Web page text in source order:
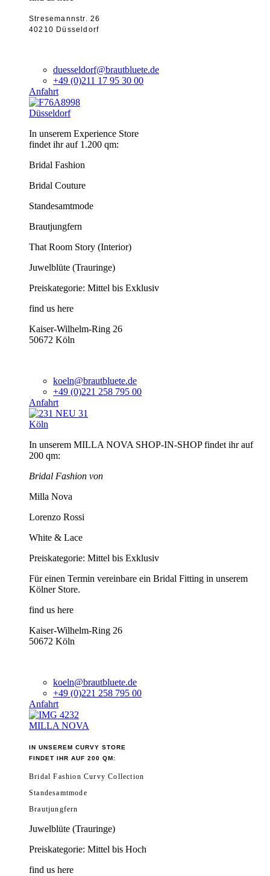
Stresemannstr. 26
40210 Düsseldorf
duesseldorf@brautbluete.de
+49 (0)211 17 95 30 00
Anfahrt
Düsseldorf
In unserem Experience Store
findet ihr auf 1.200 qm:
Bridal Fashion
Bridal Couture
Standesamtmode
Brautjungfern
That Room Story (Interior)
Juwelblüte (Trauringe)
Preiskategorie: Mittel bis Exklusiv
find us here
Kaiser-Wilhelm-Ring 26
50672 Köln
koeln@brautbluete.de
+49 (0)221 258 795 00
Anfahrt
Köln
In unserem MILLA NOVA SHOP-IN-SHOP findet ihr auf
200 qm:
Bridal Fashion von
Milla Nova
Lorenzo Rossi
White & Lace
Preiskategorie: Mittel bis Exklusiv
Für einen Termin vereinbare ein Bridal Fitting in unserem
Kölner Store.
find us here
Kaiser-Wilhelm-Ring 26
50672 Köln
koeln@brautbluete.de
+49 (0)221 258 795 00
Anfahrt
MILLA NOVA
IN UNSEREM CURVY STORE
FINDET IHR AUF 200 QM:
Bridal Fashion Curvy Collection
Standesamtmode
Brautjungfern
Juwelblüte (Trauringe)
Preiskategorie: Mittel bis Hoch
find us here